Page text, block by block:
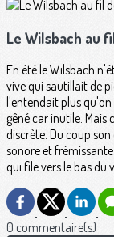
Le Wilsbach au
En été le Wilsbach
vive qui sautillait de
l'entendait plus
gêné car inutile. Mais
discrète. Du coup
sonore et
qui file vers le bas du
0 commentaire(s)